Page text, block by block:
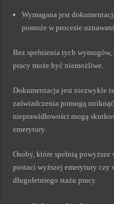
Wymagana jest
pomoże w procesie
Bez spełnienia tych
pracy może być niemożliwe.
Dokumentacja jest niezwykle
zaświadczenia pomogą
nieprawidłowości mogą
emerytury.
Osoby, które spełnią
postaci wyższej emerytury
długoletniego stażu pracy.